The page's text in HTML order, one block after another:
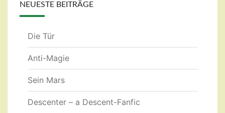
NEUESTE BEITRÄGE
Die Tür
Anti-Magie
Sein Mars
Descenter – a Descent-Fanfic